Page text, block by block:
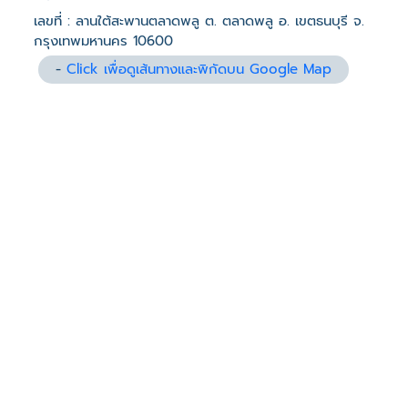
เลขที่ : ลานใต้สะพานตลาดพลู ต. ตลาดพลู อ. เขตธนบุรี จ.
กรุงเทพมหานคร 10600
-Click เพื่อดูเส้นทางและพิกัดบน Google Map